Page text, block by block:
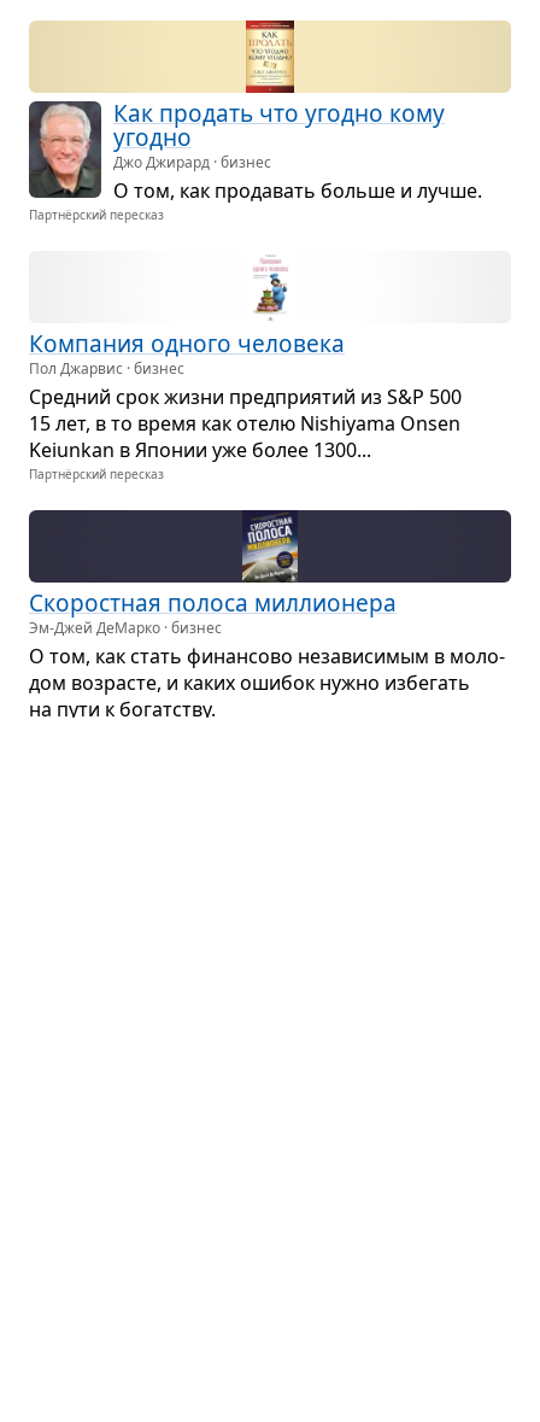
Как про­дать что угодно кому
угодно
Джо Джирард · бизнес
О том, как про­да­вать больше и лучше.
Партнёрский пересказ
Ком­па­ния одного чело­века
Пол Джарвис · бизнес
Сред­ний срок жизни пред­при­я­тий из S&P 500
15 лет, в то время как отелю Nishiyama Onsen
Keiunkan в Япо­нии уже более 1300...
Партнёрский пересказ
Ско­рост­ная полоса мил­ли­о­нера
Эм-Джей ДеМарко · бизнес
О том, как стать финан­сово неза­ви­си­мым в моло­
дом воз­ра­сте, и каких оши­бок нужно избе­гать
на пути к богат­ству.